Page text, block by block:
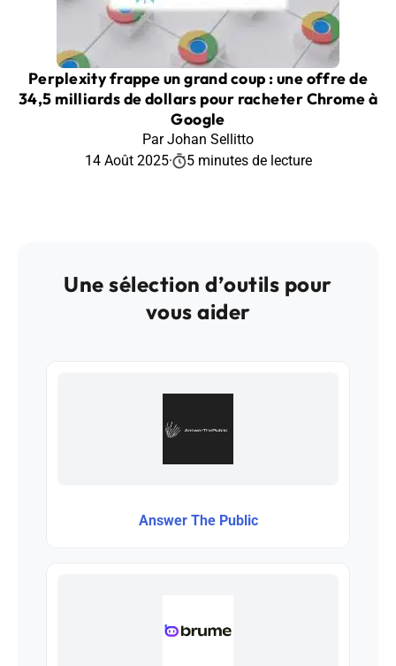
Perplexity frappe un grand coup : une offre de
34,5 milliards de dollars pour racheter Chrome à
Google
Par Johan Sellitto
14 Août 2025· 5 minutes de lecture
Une sélection d’outils pour
vous aider
Answer The Public